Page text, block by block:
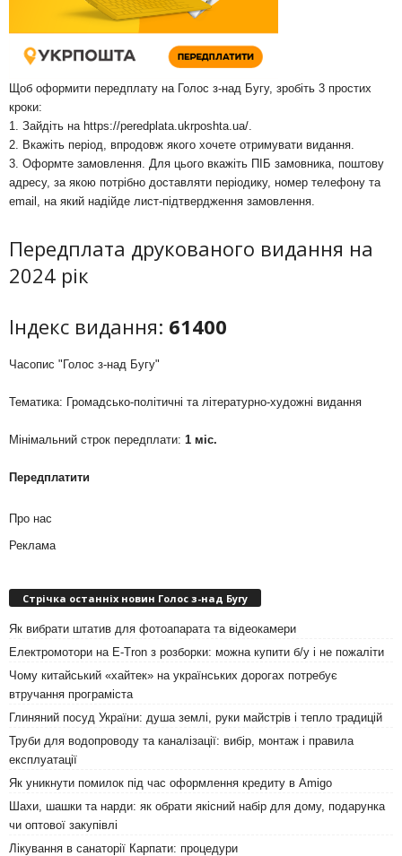
Щоб оформити передплату на Голос з-над Бугу, зробіть 3 простих
кроки:
1. Зайдіть на https://peredplata.ukrposhta.ua/.
2. Вкажіть період, впродовж якого хочете отримувати видання.
3. Оформте замовлення. Для цього вкажіть ПІБ замовника, поштову
адресу, за якою потрібно доставляти періодику, номер телефону та
email, на який надійде лист-підтвердження замовлення.
Передплата друкованого видання на
2024 рік
Індекс видання: 61400
Часопис "Голос з-над Бугу"
Тематика: Громадсько-політичні та літературно-художні видання
Мінімальний строк передплати: 1 міс.
Передплатити
Про нас
Реклама
Стрічка останніх новин Голос з-над Бугу
Як вибрати штатив для фотоапарата та відеокамери
Електромотори на E-Tron з розборки: можна купити б/у і не пожаліти
Чому китайський «хайтек» на українських дорогах потребує
втручання програміста
Глиняний посуд України: душа землі, руки майстрів і тепло традицій
Труби для водопроводу та каналізації: вибір, монтаж і правила
експлуатації
Як уникнути помилок під час оформлення кредиту в Amigo
Шахи, шашки та нарди: як обрати якісний набір для дому, подарунка
чи оптової закупівлі
Лікування в санаторії Карпати: процедури